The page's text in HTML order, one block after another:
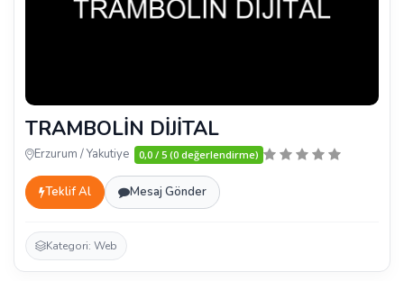
TRAMBOLİN DİJİTAL
Erzurum / Yakutiye 0,0 / 5 (0 değerlendirme)
Teklif Al Mesaj Gönder
Kategori: Web